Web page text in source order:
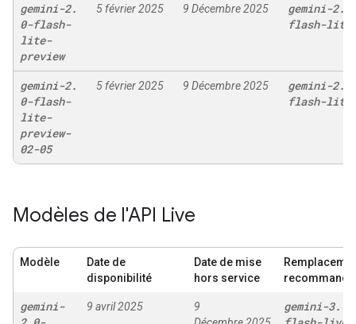
gemini-2.
0-flash-
lite-
preview
5 février 2025 9 Décembre 2025 gemini-2.
flash-lite
gemini-2.
0-flash-
lite-
preview-
02-05
5 février 2025 9 Décembre 2025 gemini-2.
flash-lite
Modèles de l'API Live
Modèle
Date de
disponibilité
Date de mise
hors service
recommandé
gemini-
9 avril 2025
9
gemini-3.